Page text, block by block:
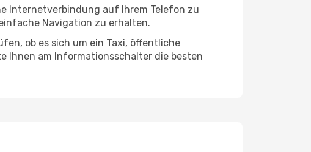
Internetverbindung auf Ihrem Telefon zu
Navigation zu erhalten.
ob es sich um ein Taxi, öffentliche
Ihnen am Informationsschalter die besten